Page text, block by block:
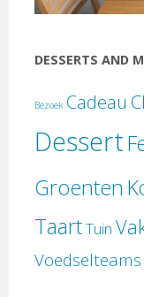
DESSERTS AND
Bezoek Cadeau
Dessert
Groenten
TaartTuin
Voedselteams